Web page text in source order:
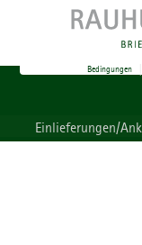
Bedingungen
Einlieferungen/